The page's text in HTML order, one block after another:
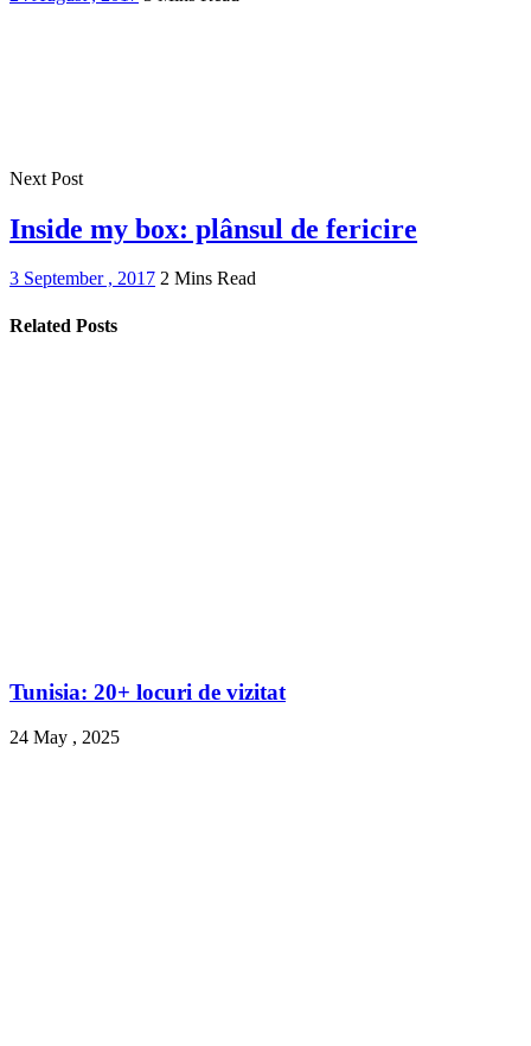
Next Post
Inside my box: plânsul de fericire
3 September , 2017 2 Mins Read
Related Posts
Tunisia: 20+ locuri de vizitat
24 May , 2025